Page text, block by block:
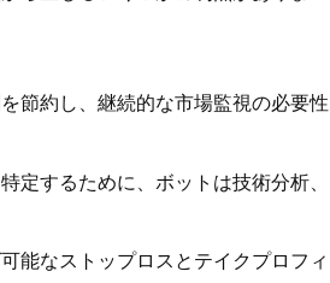
節約し、継続的な市場監視の必要性
定するために、ボットは技術分析、
能なストップロスとテイクプロフィ